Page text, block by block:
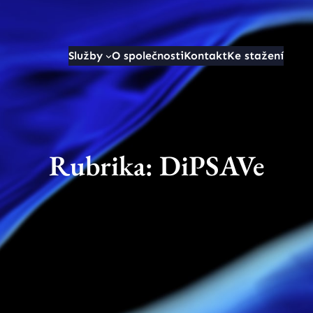
Služby O společnostiKontaktKe stažení
Rubrika: DiPSAVe